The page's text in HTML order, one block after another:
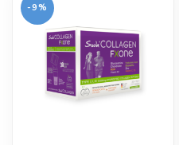
-9%